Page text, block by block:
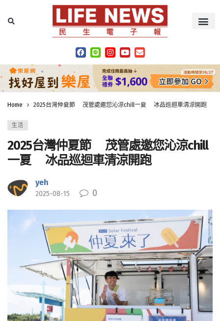
Home 2025台灣仲夏節 茂管處邀您沁涼chill一夏 冰品巡迴車清涼開跑
生活
2025台灣仲夏節 茂管處邀您沁涼chill
一夏 冰品巡迴車清涼開跑
yeh
2025-08-15 0